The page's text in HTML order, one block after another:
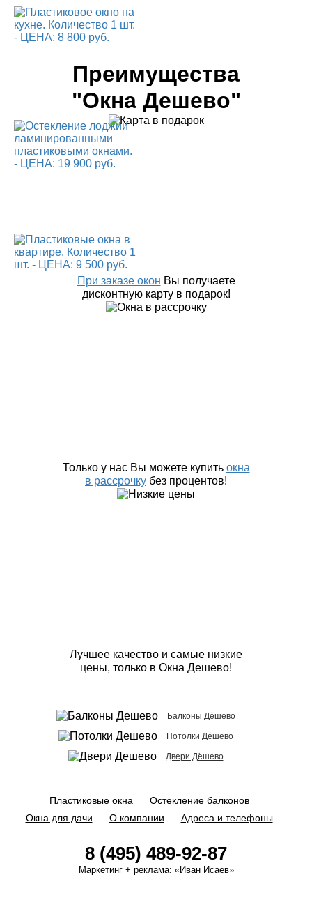
Преимущества
"Окна Дешево"
При заказе окон Вы получаете
дисконтную карту в подарок!
Только у нас Вы можете купить окна
в рассрочку без процентов!
Лучшее качество и самые низкие
цены, только в Окна Дешево!
Балконы Дёшево
Потолки Дёшево
Двери Дёшево
Пластиковые окна
Остекление балконов
Окна для дачи
О компании Адреса и телефоны
8 (495) 489-92-87
Маркетинг + реклама: «Иван Исаев»